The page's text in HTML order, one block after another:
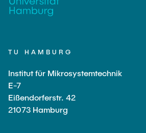
TU HAMBURG
Institut für Mikrosystemtechnik
E-7
Eißendorferstr. 42
21073 Hamburg